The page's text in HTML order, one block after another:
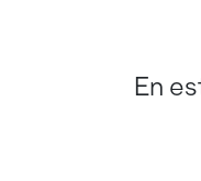
En